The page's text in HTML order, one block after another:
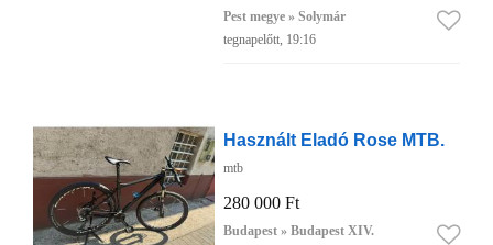
Pest megye » Solymár
tegnapelőtt, 19:16
Használt Eladó Rose MTB.
mtb
280 000 Ft
Budapest » Budapest XIV.